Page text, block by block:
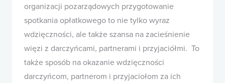
organizacji pozarządowych przygotowanie
spotkania opłatkowego to nie tylko wyraz
wdzięczności, ale także szansa na zacieśnienie
więzi z darczyńcami, partnerami i przyjaciółmi. To
także sposób na okazanie wdzięczności
darczyńcom, partnerom i przyjaciołom za ich